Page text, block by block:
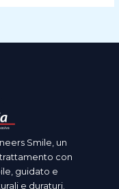
Smile, un
con
guidato e
e duraturi.